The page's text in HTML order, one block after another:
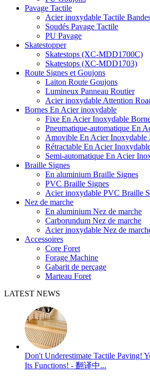
Pavage Tactile
Acier inoxydable Tactile
Soudés Pavage Tactile
PU Pavage
Skatestopper
Skatestops (XC-MDD1700C)
Skatestops (XC-MDD1703)
Route Signes et Goujons
Laiton Route Goujons
Lumineux Panneau Routier
Acier inoxydable Attention
Bornes En Acier inoxydable
Fixe En Acier Inoxydable
Pneumatique-automatique En
Amovible En Acier Inoxydable
Rétractable En Acier
Semi-automatique En Acier
Braille Signes
En aluminium Braille Signes
PVC Braille Signes
Acier inoxydable PVC Braille
Nez de marche
En aluminium Nez de marche
Carborundum Nez de marche
Acier inoxydable Nez de
Accessoires
Core Foret
Forage Machine
Gabarit de perçage
Marteau Foret
LATEST NEWS
Don't Underestimate Tactile Paving!
Its Functions! - 翻译中...